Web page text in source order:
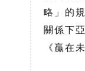
略」的
關係下
《贏在